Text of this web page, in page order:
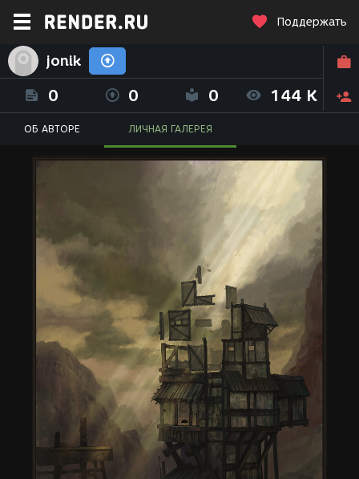
Поддержать
jonik
0 0 0 144 K
ОБ АВТОРЕ ЛИЧНАЯ ГАЛЕРЕЯ